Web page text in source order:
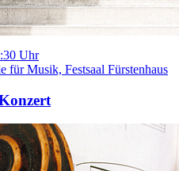
Uhr
für Musik, Festsaal Fürstenhaus